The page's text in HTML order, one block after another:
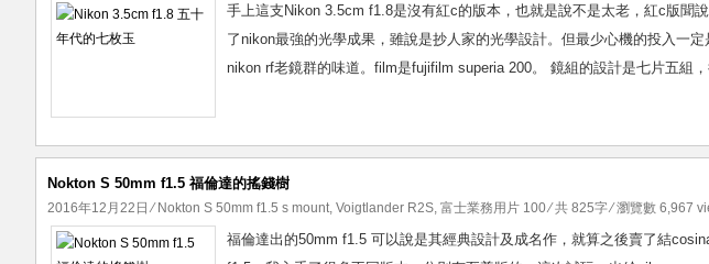
手上這支Nikon 3.5cm f1.8是沒有紅c的版本，也就是說不是太老，紅c版聞
了nikon最強的光學成果，雖說是抄人家的光學設計。但最少心機的投入一
nikon rf老鏡群的味道。film是fujifilm superia 200。 鏡組的設計是七片五組
Nokton S 50mm f1.5 福倫達的搖錢樹
2016年12月22日 ⁄ Nokton S 50mm f1.5 s mount, Voigtlander R2S, 富士業務用片 100⁄ 共 825字 ⁄ 瀏覽數 6,967
福倫達出的50mm f1.5 可以說是其經典設計及成名作，就算之後賣了結